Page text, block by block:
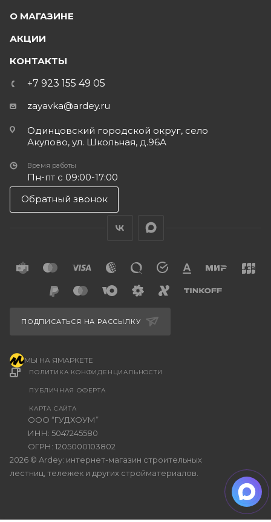
О МАГАЗИНЕ
АКЦИИ
КОНТАКТЫ
+7 923 155 49 05
zayavka@ardey.ru
Одинцовский городской округ, село
Акулово, ул. Школьная, д.96А
Время работы
Пн-пт с 09:00-17:00
Обратный звонок
2026 © Ardey: интернет-магазин строительных
лестниц, тележек и других стройматериалов.
ООО “ГУДХОУМ”
ИНН: 5047245580
ОГРН: 1205000103802
ПОЛИТИКА КОНФИДЕНЦИАЛЬНОСТИ
ПУБЛИЧНАЯ ОФЕРТА
КАРТА САЙТА
ПОДПИСАТЬСЯ НА РАССЫЛКУ
МЫ НА ЯМАРКЕТЕ